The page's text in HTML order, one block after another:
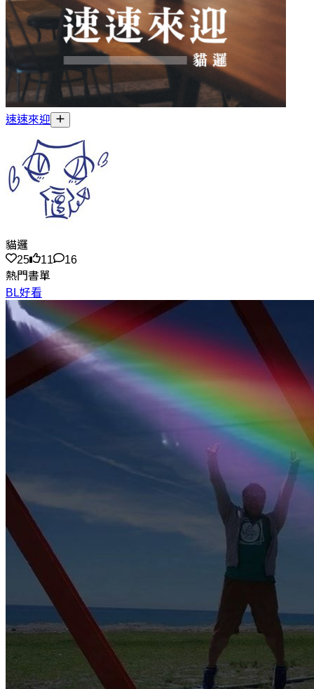
速速來迎
貓邏
25
11
16
熱門書單
BL好看